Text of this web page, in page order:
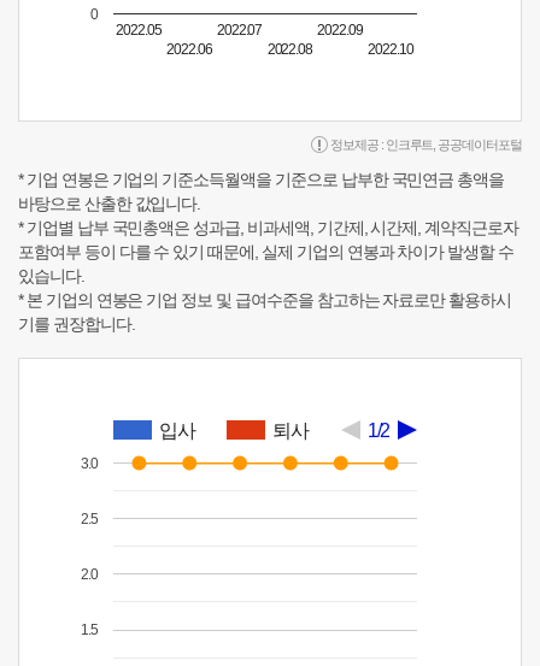
2022.05
2022.06
2022.07
2022.08
2022.09
2022.10
0
정보제공 : 인크루트 공공데이터포털
* 기업 연봉은 기업의 기준소득월액을 기준으로 납부한 국민연금 총액을
바탕으로 산출한 값입니다.
* 기업별 납부 국민총액은 성과급, 비과세액, 기간제, 시간제, 계약직근로자
포함여부 등이 다를 수 있기 때문에, 실제 기업의 연봉과 차이가 발생할 수
있습니다.
* 본 기업의 연봉은 기업 정보 및 급여수준을 참고하는 자료로만 활용하시
기를 권장합니다.
입사 퇴사 1/2
1.5
2.0
2.5
3.0